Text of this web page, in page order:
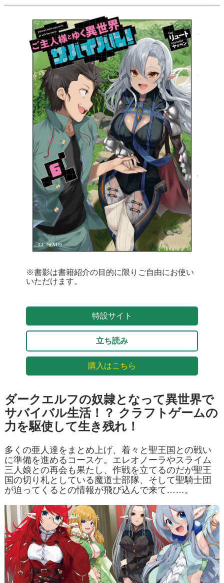
ダークエルフの奴隷となって異世界で
サバイバル生活！？ クラフトゲームの
力を駆使して生き残れ！
多くの亜人達をまとめ上げ、着々と聖王国との戦い
に準備を進めるコースケ。エレオノーラやスライム
三人娘との再会も果たし、作戦を立てるのだが聖王
国の切り札としている魔道士部隊、そして聖騎士団
が迫ってくるとの情報が飛び込んで来て……。
※書影は書籍紹介の目的に限りご自由にお使い
いただけます。
特設サイト
立ち読み
購入はこちら